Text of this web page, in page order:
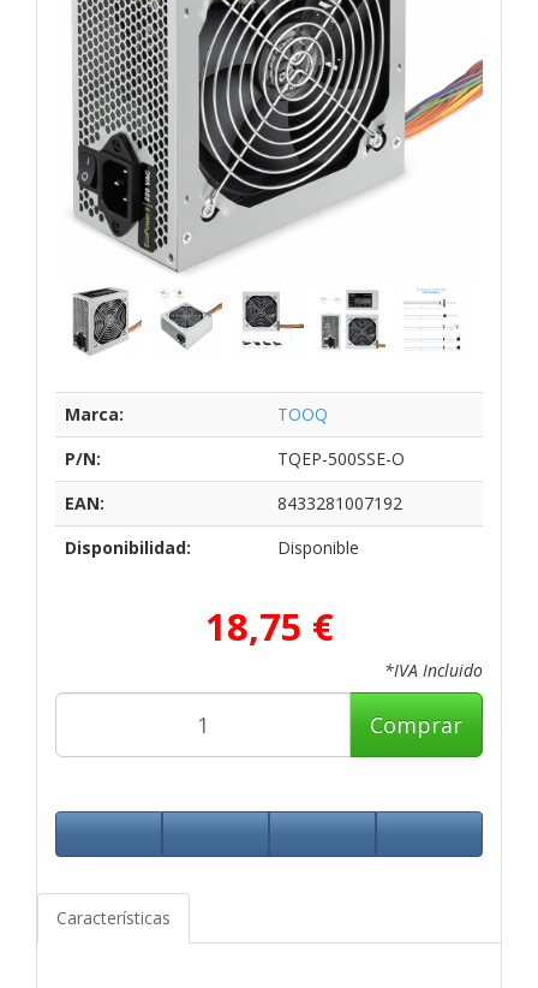
Marca:
TOOQ
P/N:
TQEP-500SSE-O
EAN:
8433281007192
Disponibilidad:
Disponible
18,75 €
*IVA Incluido
Comprar
Características